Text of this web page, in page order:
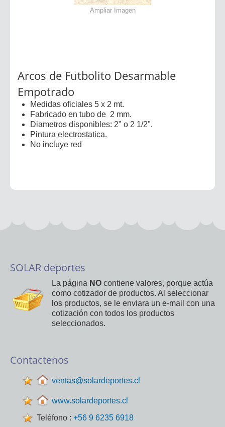
Ampliar Imagen
Arcos de Futbolito Desarmable
Empotrado
Medidas oficiales 5 x 2 mt.
Fabricado en tubo de 2 mm.
Diametros disponibles: 2" o 2 1/2".
Pintura electrostatica.
No incluye red
SOLAR deportes
La página NO contiene valores, porque actúa
como cotizador de productos. Al seleccionar
los productos, se le enviara un e-mail con una
cotización con todos los productos
seleccionados.
Contactenos
ventas@solardeportes.cl
www.solardeportes.cl
Teléfono : +56 9 6235 6918